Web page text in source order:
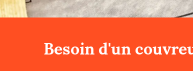
Besoin d'un